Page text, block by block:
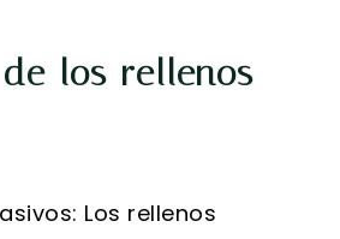
los rellenos
Los rellenos